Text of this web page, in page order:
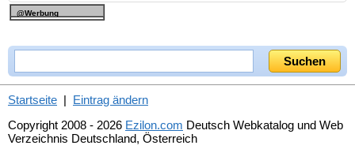
@Werbung
Startseite | Eintrag ändern
Copyright 2008 - 2026 Ezilon.com Deutsch Webkatalog und Web
Verzeichnis Deutschland, Österreich